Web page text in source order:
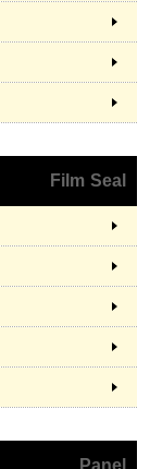
Film Seal
Panel